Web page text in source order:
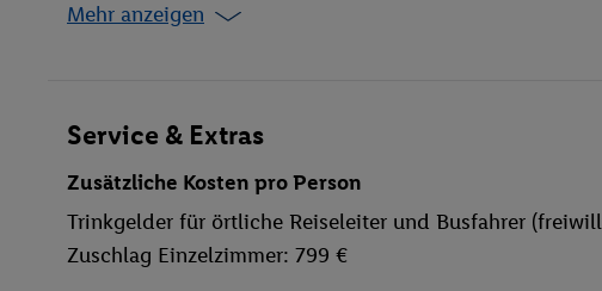
Mehr anzeigen
Service & Extras
Zusätzliche Kosten pro Person
Trinkgelder für örtliche Reiseleiter und Busfahrer
Zuschlag Einzelzimmer: 799 €